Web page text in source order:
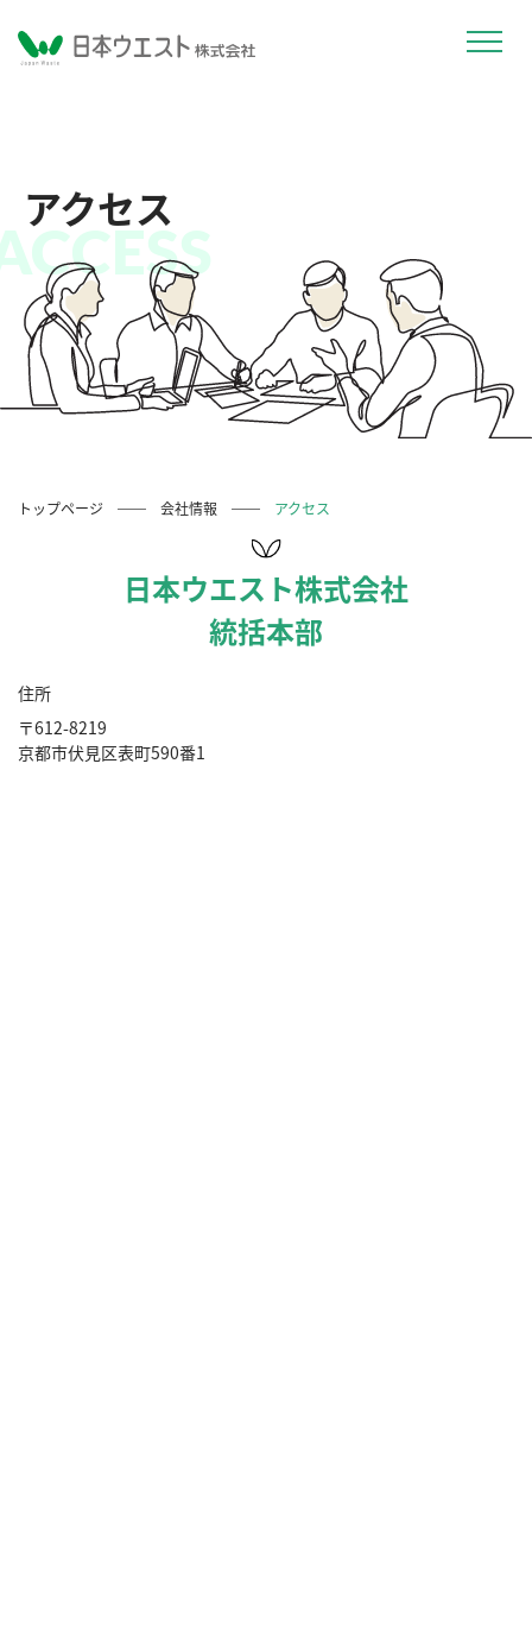
アクセス
トップページ 会社情報 アクセス
日本ウエスト株式会社
統括本部
住所
〒612-8219
京都市伏見区表町590番1